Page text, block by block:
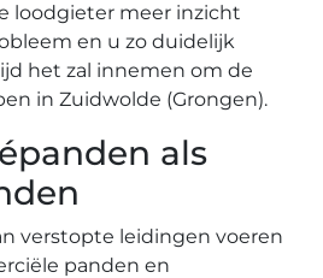
loodgieter meer inzicht
en u zo duidelijk
het zal innemen om de
in Zuidwolde (Grongen).
als
verstopte leidingen voeren
panden en